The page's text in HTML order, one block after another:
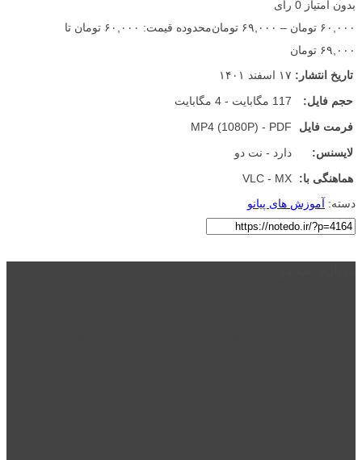
بدون امتیاز 0 رای
۶۰,۰۰۰ تومان – ۶۹,۰۰۰ تومان
محدوده قیمت: ۶۰,۰۰۰ تومان تا
۶۹,۰۰۰ تومان
تاریخ انتشار: ۱۷ اسفند ۱۴۰۱
حجم فایل:
117 مگابایت - 4 مگابایت
فرمت فایل
MP4 (1080P) - PDF
لایسنس:
دارد - نت دو
هماهنگی با:
VLC - MX
دسته: آموزش های پیانو